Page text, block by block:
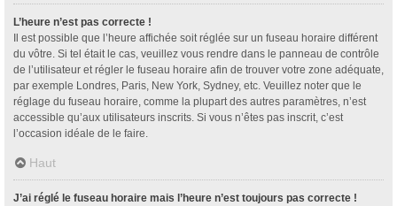
L’heure n’est pas correcte !
Il est possible que l’heure affichée soit réglée sur un fuseau horaire différent
du vôtre. Si tel était le cas, veuillez vous rendre dans le panneau de contrôle
de l’utilisateur et régler le fuseau horaire afin de trouver votre zone adéquate,
par exemple Londres, Paris, New York, Sydney, etc. Veuillez noter que le
réglage du fuseau horaire, comme la plupart des autres paramètres, n’est
accessible qu’aux utilisateurs inscrits. Si vous n’êtes pas inscrit, c’est
l’occasion idéale de le faire.
Haut
J’ai réglé le fuseau horaire mais l’heure n’est toujours pas correcte !